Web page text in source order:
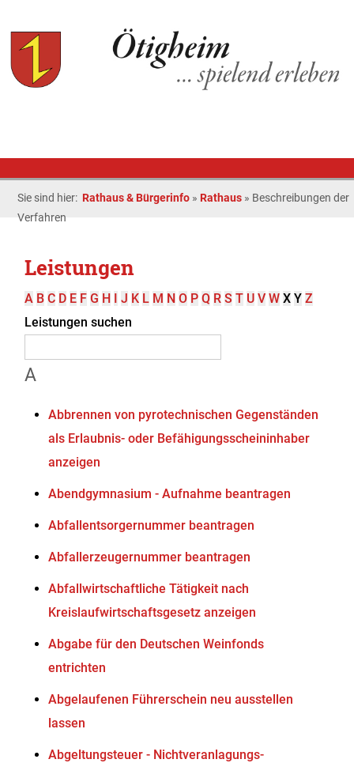
Sie sind hier: Rathaus & Bürgerinfo » Rathaus » Beschreibungen der
Verfahren
Leistungen
A B C D E F G H I J K L M N O P Q R S T U V W X Y Z
Leistungen suchen
A
Abbrennen von pyrotechnischen Gegenständen
als Erlaubnis- oder Befähigungsscheininhaber
anzeigen
Abendgymnasium - Aufnahme beantragen
Abfallentsorgernummer beantragen
Abfallerzeugernummer beantragen
Abfallwirtschaftliche Tätigkeit nach
Kreislaufwirtschaftsgesetz anzeigen
Abgabe für den Deutschen Weinfonds
entrichten
Abgelaufenen Führerschein neu ausstellen
lassen
Abgeltungsteuer - Nichtveranlagungs-